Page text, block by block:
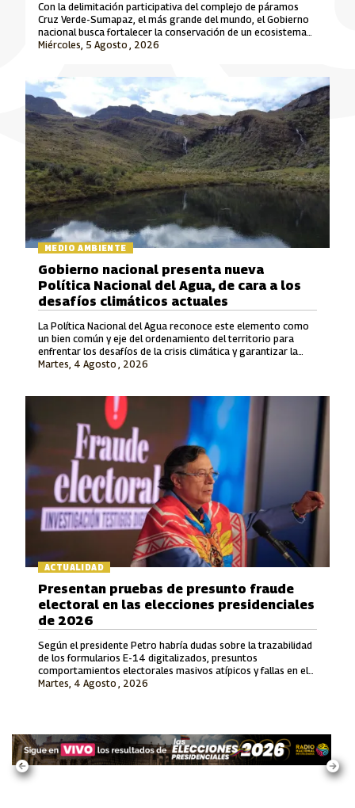
Miércoles, 5 Agosto , 2026
Con la delimitación participativa del complejo de páramos
Cruz Verde-Sumapaz, el más grande del mundo, el Gobierno
nacional busca fortalecer la conservación de un ecosistema
estratégico para el cuidado del agua en el país.
MEDIO AMBIENTE
Martes, 4 Agosto , 2026
Gobierno nacional presenta nueva
Política Nacional del Agua, de cara a los
desafíos climáticos actuales
La Política Nacional del Agua reconoce este elemento como
un bien común y eje del ordenamiento del territorio para
enfrentar los desafíos de la crisis climática y garantizar la
justicia ambiental.
ACTUALIDAD
Martes, 4 Agosto , 2026
Presentan pruebas de presunto fraude
electoral en las elecciones presidenciales
de 2026
Según el presidente Petro habría dudas sobre la trazabilidad
de los formularios E-14 digitalizados, presuntos
comportamientos electorales masivos atípicos y fallas en el
proceso de escrutinio de los votos depositados en el exterior.